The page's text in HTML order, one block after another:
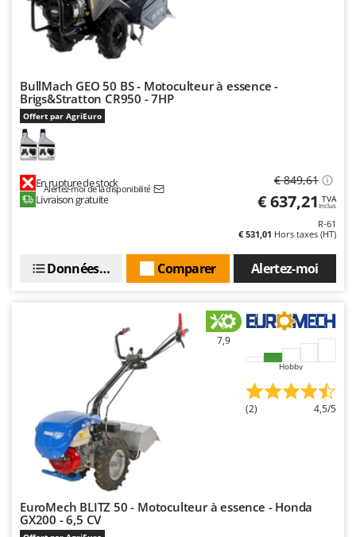
Troy-Bilt
Udor
Unger
V
Verdemax
Vesco
W
WIDU
Yard Force
Zanon
Zephir
ZGrills
Zodiac
BullMach GEO 50 BS - Motoculteur à essence -
Brigs&Stratton CR950 - 7HP
Offert par AgriEuro
En rupture de stock
Alertez-moi de la disponibilité
Livraison gratuite
€ 849,61
€ 637,21 TVA
Inclus
R-61
€ 531,01 Hors taxes (HT)
Alertez-moi
Comparer
Données techniques
7,9
Hobby
(2) 4,5/5
EuroMech BLITZ 50 - Motoculteur à essence - Honda
GX200 - 6,5 CV